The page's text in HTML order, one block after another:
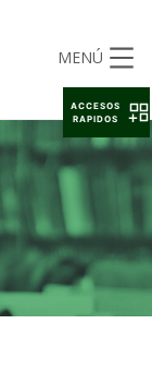
MENÚ
ACCESOS
RAPIDOS